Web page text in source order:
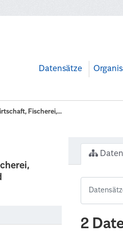
Datensätze
Fischerei,...
2